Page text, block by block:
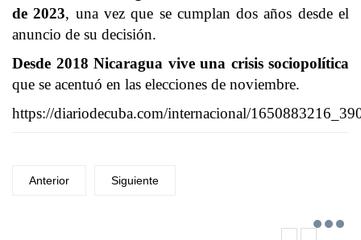
de 2023, una vez que se cumplan dos años desde el
anuncio de su decisión.
Desde 2018 Nicaragua vive una crisis sociopolítica
que se acentuó en las elecciones de noviembre.
https://diariodecuba.com/internacional/
Anterior Siguiente